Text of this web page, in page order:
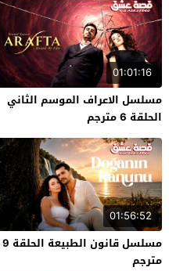
01:01:16
مسلسل الاعراف الموسم الثاني
الحلقة 6 مترجم
01:56:52
مسلسل قانون الطبيعة الحلقة 9
مترجم